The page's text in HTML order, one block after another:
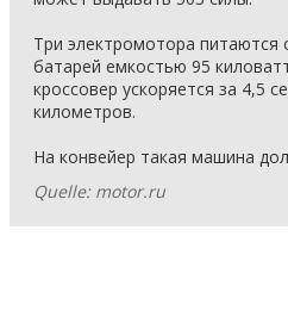
Три электромотора питаются
батарей емкостью 95
кроссовер ускоряется за 4,5
километров.
На конвейер такая машина
Quelle: motor.ru